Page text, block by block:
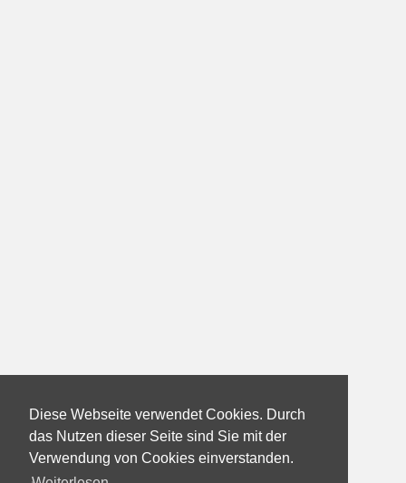
Diese Webseite verwendet Cookies. Durch
das Nutzen dieser Seite sind Sie mit der
Verwendung von Cookies einverstanden.